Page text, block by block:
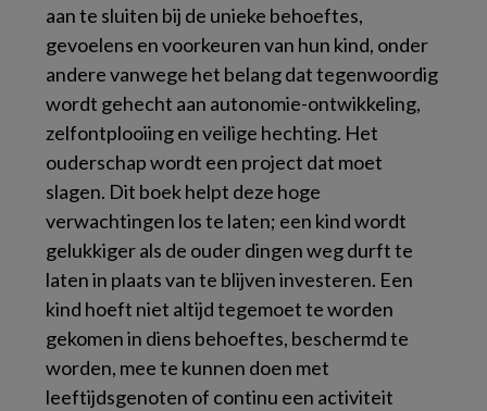
aan te sluiten bij de unieke behoeftes,
gevoelens en voorkeuren van hun kind, onder
andere vanwege het belang dat tegenwoordig
wordt gehecht aan autonomie-ontwikkeling,
zelfontplooiing en veilige hechting. Het
ouderschap wordt een project dat moet
slagen. Dit boek helpt deze hoge
verwachtingen los te laten; een kind wordt
gelukkiger als de ouder dingen weg durft te
laten in plaats van te blijven investeren. Een
kind hoeft niet altijd tegemoet te worden
gekomen in diens behoeftes, beschermd te
worden, mee te kunnen doen met
leeftijdsgenoten of continu een activiteit